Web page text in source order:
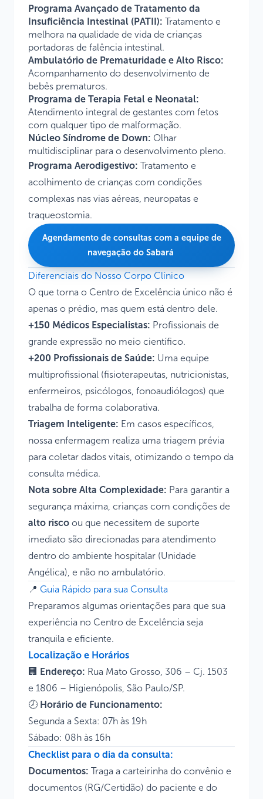
Programa Avançado de Tratamento da
Insuficiência Intestinal (PATII): Tratamento e
melhora na qualidade de vida de crianças
portadoras de falência intestinal.
Ambulatório de Prematuridade e Alto Risco:
Acompanhamento do desenvolvimento de
bebês prematuros.
Programa de Terapia Fetal e Neonatal:
Atendimento integral de gestantes com fetos
com qualquer tipo de malformação.
Núcleo Síndrome de Down: Olhar
multidisciplinar para o desenvolvimento pleno.
Programa Aerodigestivo: Tratamento e
acolhimento de crianças com condições
complexas nas vias aéreas, neuropatas e
traqueostomia.
Agendamento de consultas com a equipe de
navegação do Sabará
Diferenciais do Nosso Corpo Clínico
O que torna o Centro de Excelência único não é
apenas o prédio, mas quem está dentro dele.
+150 Médicos Especialistas: Profissionais de
grande expressão no meio científico.
+200 Profissionais de Saúde: Uma equipe
multiprofissional (fisioterapeutas, nutricionistas,
enfermeiros, psicólogos, fonoaudiólogos) que
trabalha de forma colaborativa.
Triagem Inteligente: Em casos específicos,
nossa enfermagem realiza uma triagem prévia
para coletar dados vitais, otimizando o tempo da
consulta médica.
Nota sobre Alta Complexidade: Para garantir a
segurança máxima, crianças com condições de
alto risco ou que necessitem de suporte
imediato são direcionadas para atendimento
dentro do ambiente hospitalar (Unidade
Angélica), e não no ambulatório.
📍 Guia Rápido para sua Consulta
Preparamos algumas orientações para que sua
experiência no Centro de Excelência seja
tranquila e eficiente.
Localização e Horários
🏢 Endereço: Rua Mato Grosso, 306 – Cj. 1503
e 1806 – Higienópolis, São Paulo/SP.
🕗 Horário de Funcionamento:
Segunda a Sexta: 07h às 19h
Sábado: 08h às 16h
Checklist para o dia da consulta:
Documentos: Traga a carteirinha do convênio e
documentos (RG/Certidão) do paciente e do